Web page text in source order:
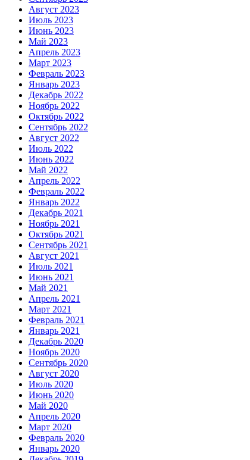
Август 2023
Июль 2023
Июнь 2023
Май 2023
Апрель 2023
Март 2023
Февраль 2023
Январь 2023
Декабрь 2022
Ноябрь 2022
Октябрь 2022
Сентябрь 2022
Август 2022
Июль 2022
Июнь 2022
Май 2022
Апрель 2022
Февраль 2022
Январь 2022
Декабрь 2021
Ноябрь 2021
Октябрь 2021
Сентябрь 2021
Август 2021
Июль 2021
Июнь 2021
Май 2021
Апрель 2021
Март 2021
Февраль 2021
Январь 2021
Декабрь 2020
Ноябрь 2020
Сентябрь 2020
Август 2020
Июль 2020
Июнь 2020
Май 2020
Апрель 2020
Март 2020
Февраль 2020
Январь 2020